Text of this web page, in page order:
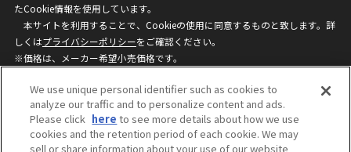
たCookie情報を使用しています。
本サイトを利用することで、Cookieの使用に同意するものと致します。詳
しくはプライバシーポリシーをご確認ください。
※価格は、メーカー希望小売価格です。
ざいますのでご了承ください。
privacypolicy
Do Not Sell or Share My
We use unique personal identifier such as cookies to
analyze our traffic and to personalize content and ads.
Please click here to see more details about how we use
cookies and the retention period of each cookie. We may
sell or share information about your use of our website